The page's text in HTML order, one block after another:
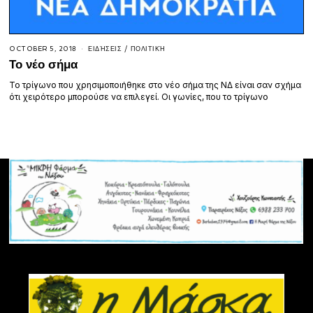
OCTOBER 5, 2018 ΕΙΔΉΣΕΙΣ / ΠΟΛΙΤΙΚΉ
Το νέο σήμα
Το τρίγωνο που χρησιμοποιήθηκε στο νέο σήμα της ΝΔ είναι σαν σχήμα
ότι χειρότερο μπορούσε να επιλεγεί. Οι γωνίες, που το τρίγωνο